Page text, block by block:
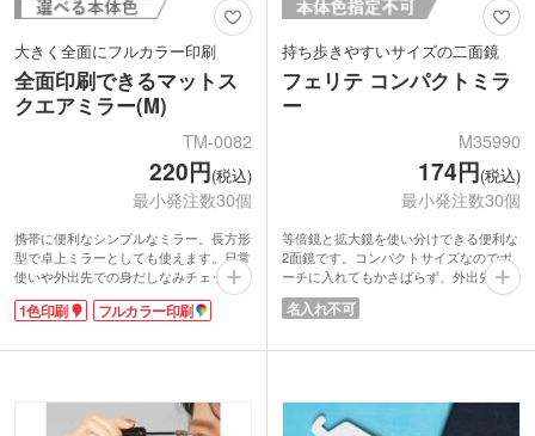
大きく全面にフルカラー印刷
全面印刷できるマットス
クエアミラー(M)
TM-0082
220円(税込)
最小発注数30個
携帯に便利なシンプルなミラー。長方形
型で卓上ミラーとしても使えます。日常
使いや外出先での身だしなみチェック、
メイク直しにぴったりです。
マットな質感の本体に、端から端までし
ゴやイラストを大きく鮮やかに表現でき
るオリジナルグッズの制作にもおすすめ
1色印刷 フルカラー印刷
持ち歩きやすいサイズの二面鏡
フェリテ コンパクトミラ
ー
M35990
174円(税込)
最小発注数30個
等倍鏡と拡大鏡を使い分けできる便利な
2面鏡です。コンパクトサイズなのでポ
ーチに入れてもかさばらず、外出先での
アイメイクや口元の化粧直しに重宝しま
す。細部まで美しく仕上げたい方におす
3柄アソートでお届けし、女性に喜ばれ
いかがですか。
名入れ不可